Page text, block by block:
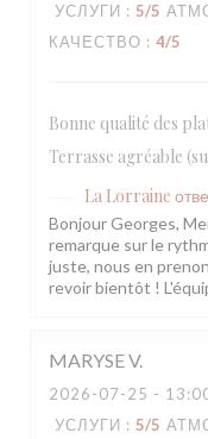
УСЛУГИ : 5/5
КАЧЕСТВО : 4/5
Bonne qualité des
Terrasse agréable
La Lorraine
Bonjour Georges,
remarque sur le
juste, nous en
revoir bientôt !
MARYSEV
2026-07-25 -
УСЛУГИ : 5/5